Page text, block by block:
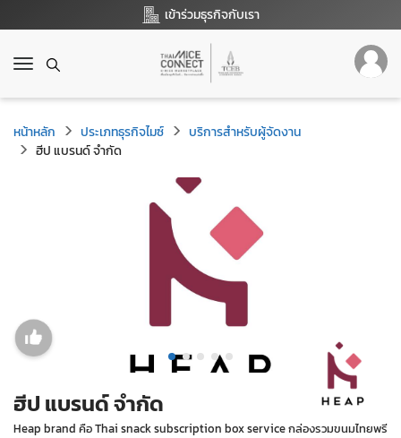
เข้าร่วมธุรกิจกับเรา
T
g
g
l
e
o
n
หน้าหลัก ประเภทธุรกิจไมซ์
บริการสำหรับผู้จัดงาน
ฮีป แบรนด์ จำกัด
ฮีป แบรนด์ จำกัด
Heap brand คือ Thai snack subscription box service กล่องรวมขนมไทยพรี